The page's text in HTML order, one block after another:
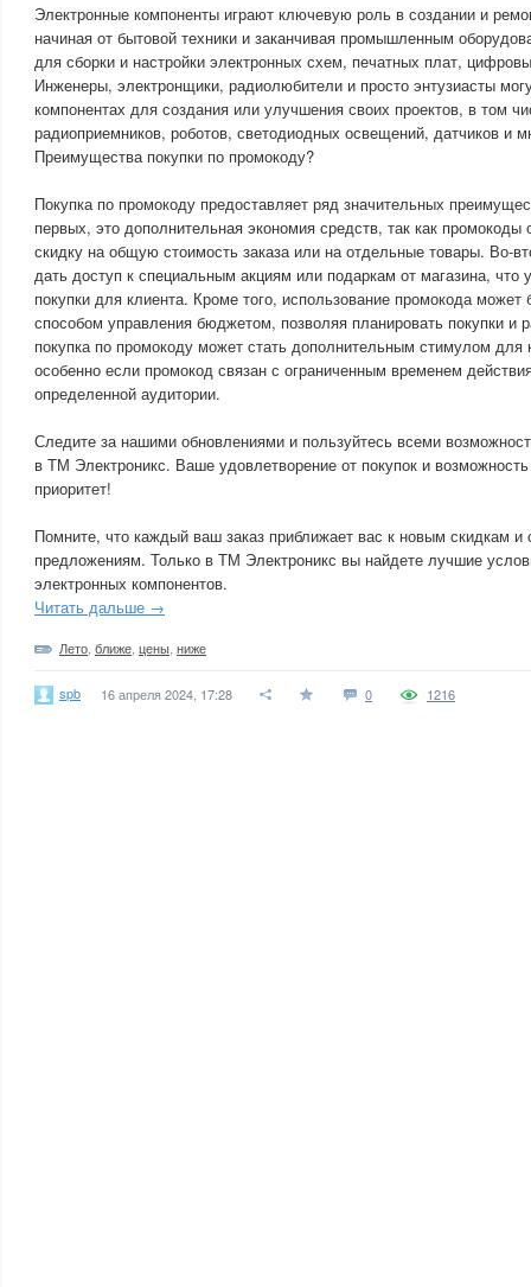
Электронные компоненты играют ключевую роль в создании и
начиная от бытовой техники и заканчивая промышленным
для сборки и настройки электронных схем, печатных плат,
Инженеры, электронщики, радиолюбители и просто энтузиасты
компонентах для создания или улучшения своих проектов, в том
радиоприемников, роботов, светодиодных освещений, датчиков и
Преимущества покупки по промокоду?
Покупка по промокоду предоставляет ряд значительных
первых, это дополнительная экономия средств, так как
скидку на общую стоимость заказа или на отдельные товары. Во-
дать доступ к специальным акциям или подаркам от магазина, что
покупки для клиента. Кроме того, использование промокода
способом управления бюджетом, позволяя планировать покупки и
покупка по промокоду может стать дополнительным стимулом для
особенно если промокод связан с ограниченным временем
определенной аудитории.
Следите за нашими обновлениями и пользуйтесь всеми
в ТМ Электроникс. Ваше удовлетворение от покупок и
приоритет!
Помните, что каждый ваш заказ приближает вас к новым скидкам и
предложениям. Только в ТМ Электроникс вы найдете лучшие
электронных компонентов.
Читать дальше →
Лето ближе цены ниже
spb 16 апреля 2024, 17:28 0 1216